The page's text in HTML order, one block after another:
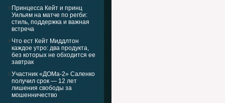
Принцесса Кейт и принц
Уильям на матче по регби:
стиль, поддержка и важная
встреча
Что ест Кейт Миддлтон
каждое утро: два продукта,
без которых не обходится ее
завтрак
Участник «ДОМа-2» Саленко
получил срок — 12 лет
лишения свободы за
мошенничество